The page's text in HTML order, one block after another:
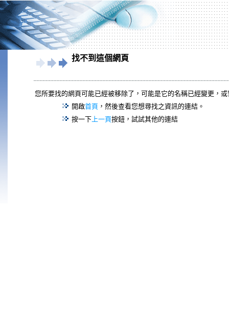
找不到這個網頁
您所要找的網頁可能已經被移除了，可能是它的名稱已經變更，
開啟首頁 ，然後查看您想尋找之資訊的連結。
按一下上一頁按鈕，試試其他的連結